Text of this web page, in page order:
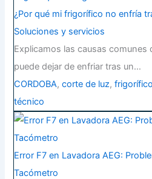
¿Por qué mi frigorífico no enfría
Soluciones y servicios
Explicamos las causas comunes
puede dejar de enfriar tras un…
CORDOBA,corte de luz,frigorífico
técnico
Error F7 en Lavadora AEG:
Tacómetro